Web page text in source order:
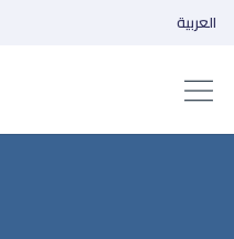
العربية